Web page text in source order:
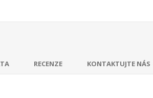
RECENZE KONTAKTUJTE NÁS